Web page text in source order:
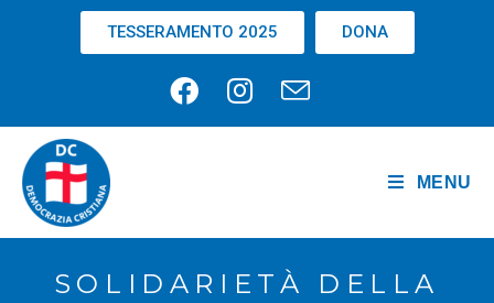
TESSERAMENTO 2025 DONA
MENU
SOLIDARIETÀ DELLA